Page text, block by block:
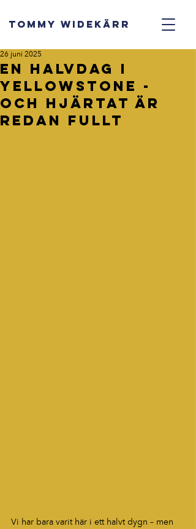
TOMMY WIDEKÄRR
En halvdag i
Yellowstone -
och hjärtat är
redan fullt
26 juni 2025
Vi har bara varit här i ett halvt dygn – men